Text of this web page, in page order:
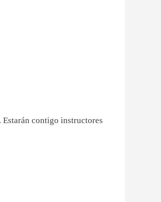
Estarán contigo instructores